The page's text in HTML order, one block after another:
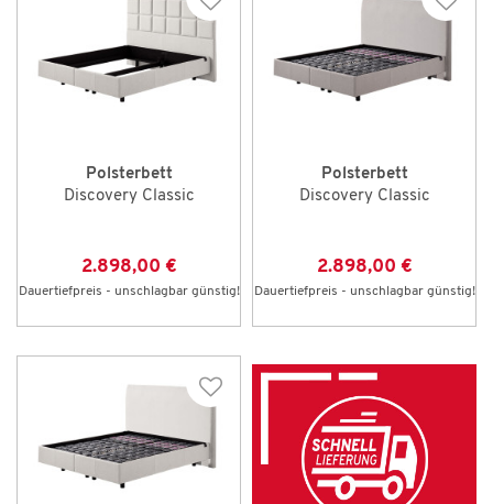
Polsterbett
Discovery Classic
2.898,00 €
Dauertiefpreis - unschlagbar günstig!
Polsterbett
Discovery Classic
2.898,00 €
Dauertiefpreis - unschlagbar günstig!